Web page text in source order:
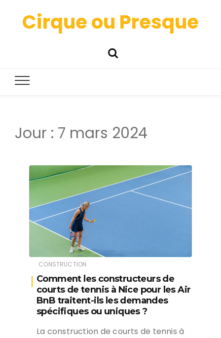
Cirque ou Presque
Jour : 7 mars 2024
CONSTRUCTION
Comment les constructeurs de
courts de tennis à Nice pour les Air
BnB traitent-ils les demandes
spécifiques ou uniques ?
La construction de courts de tennis à